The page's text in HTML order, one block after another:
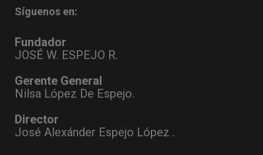
Síguenos en:
Fundador
JOSÉ W. ESPEJO R.
Gerente General
Nilsa López De Espejo.
Director
José Alexánder Espejo López .